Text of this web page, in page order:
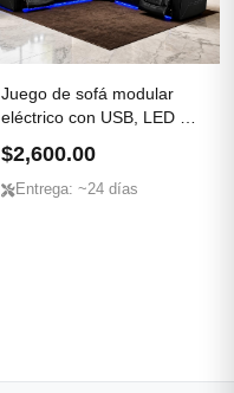
Juego de sofá modular
eléctrico con USB, LED y
$2,600.00
Entrega: ~24 días